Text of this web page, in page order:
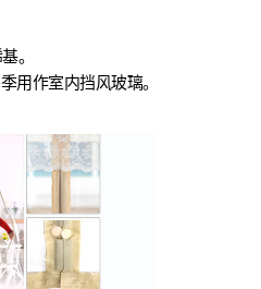
。
用作室内挡风玻璃。